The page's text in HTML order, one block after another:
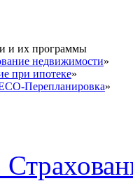
и их программы
недвижимости»
при ипотеке»
Перепланировка»